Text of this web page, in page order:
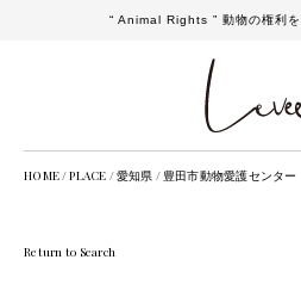
“ Animal Rights ” 動物の権利
HOME /PLACE /愛知県 / 豊田市動物愛護センター
Return to Search